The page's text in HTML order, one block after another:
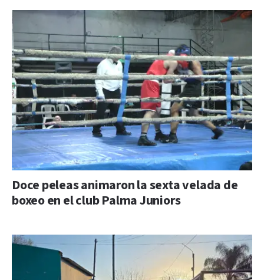
Doce peleas animaron la sexta velada de
boxeo en el club Palma Juniors